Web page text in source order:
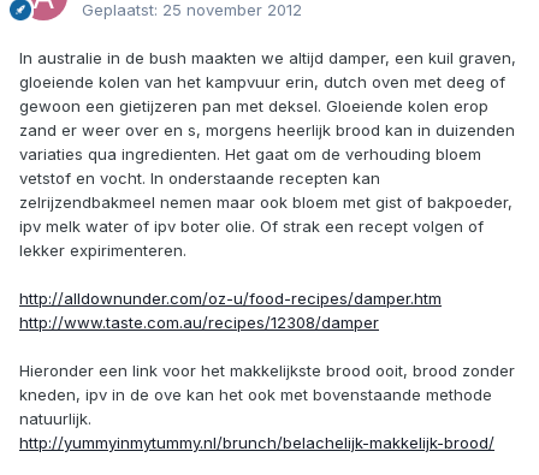
Geplaatst: 25 november 2012
In australie in de bush maakten we altijd damper, een kuil graven,
gloeiende kolen van het kampvuur erin, dutch oven met deeg of
gewoon een gietijzeren pan met deksel. Gloeiende kolen erop
zand er weer over en s, morgens heerlijk brood kan in duizenden
variaties qua ingredienten. Het gaat om de verhouding bloem
vetstof en vocht. In onderstaande recepten kan
zelrijzendbakmeel nemen maar ook bloem met gist of bakpoeder,
ipv melk water of ipv boter olie. Of strak een recept volgen of
lekker expirimenteren.
http://alldownunder.com/oz-u/food-recipes/damper.htm
http://www.taste.com.au/recipes/12308/damper
Hieronder een link voor het makkelijkste brood ooit, brood zonder
kneden, ipv in de ove kan het ook met bovenstaande methode
natuurlijk.
http://yummyinmytummy.nl/brunch/belachelijk-makkelijk-brood/